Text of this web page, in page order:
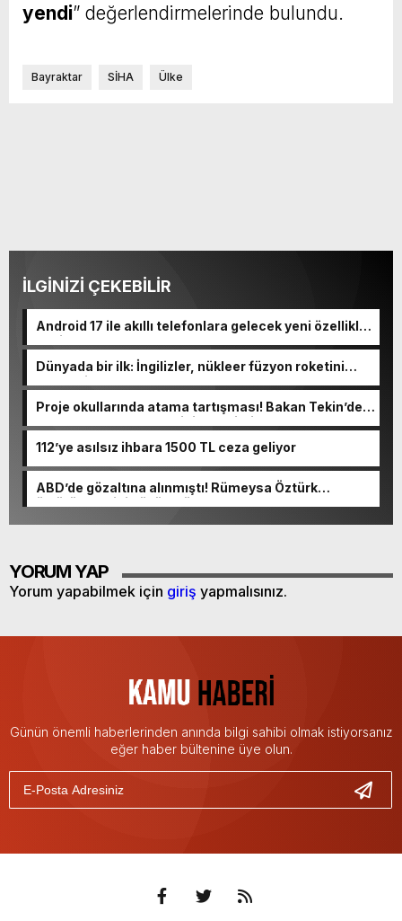
yendi” değerlendirmelerinde bulundu.
Bayraktar SİHA Ülke
İLGİNİZİ ÇEKEBİLİR
Android 17 ile akıllı telefonlara gelecek yeni özellikler
belli oldu
Dünyada bir ilk: İngilizler, nükleer füzyon roketini
ateşledi
Proje okullarında atama tartışması! Bakan Tekin’den
“Sıkıntı yaşanmaması için takvimi erken başlattık”
112’ye asılsız ihbara 1500 TL ceza geliyor
ABD’de gözaltına alınmıştı! Rümeysa Öztürk
öldürüleceğini düşünmüş
YORUM YAP
Yorum yapabilmek için giriş yapmalısınız.
Günün önemli haberlerinden anında bilgi sahibi olmak istiyorsanız
eğer haber bültenine üye olun.